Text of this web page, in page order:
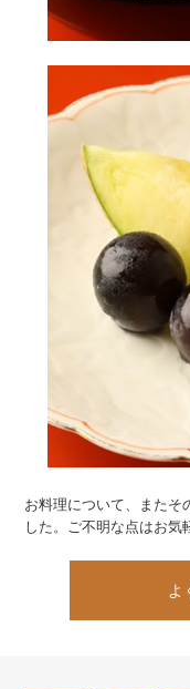
お料理について、またそ
した。
ご不明な点はお気
よ